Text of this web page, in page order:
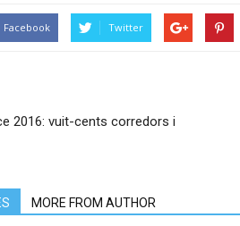
Facebook Twitter
2016: vuit-cents corredors i
MORE FROM AUTHOR